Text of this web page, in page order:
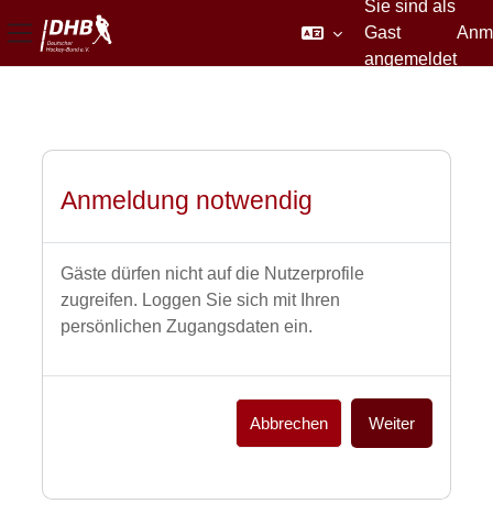
Website-Übersicht
Sie sind als
Gast
angemeldet
Anmeldung notwendig
Gäste dürfen nicht auf die Nutzerprofile
zugreifen. Loggen Sie sich mit Ihren
persönlichen Zugangsdaten ein.
Abbrechen Weiter